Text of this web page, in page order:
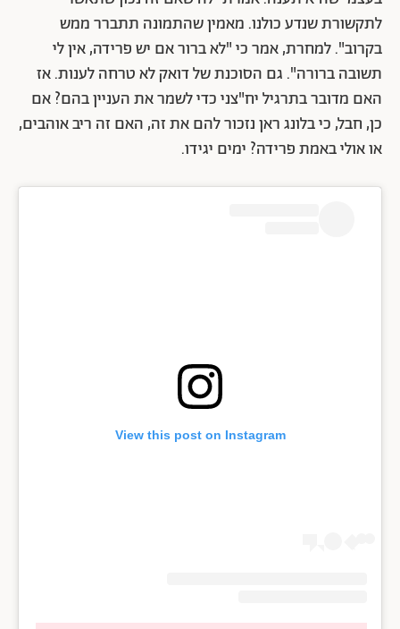
לתקשורת שנדע כולנו. מאמין שהתמונה תתברר ממש
בקרוב". למחרת, אמר כי "לא ברור אם יש פרידה, אין לי
תשובה ברורה". גם הסוכנת של דואק לא טרחה לענות. אז
האם מדובר בתרגיל יח"צני כדי לשמר את העניין בהם? אם
כן, חבל, כי בלונג ראן נזכור להם את זה, האם זה ריב אוהבים,
או אולי באמת פרידה? ימים יגידו.
View this post on Instagram